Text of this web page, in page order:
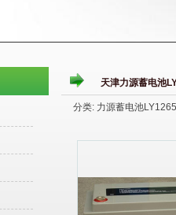
天津力源蓄电池
分类: 力源蓄电池